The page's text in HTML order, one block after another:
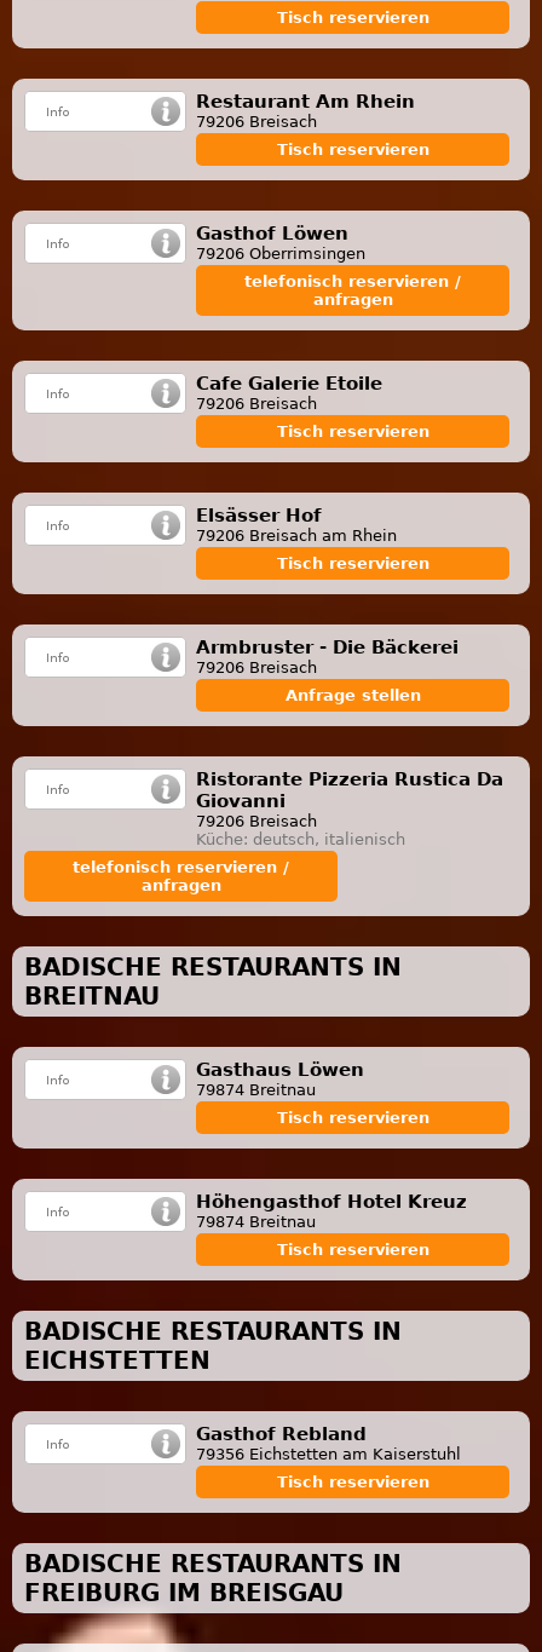
Tisch reservieren
Restaurant Am Rhein
79206 Breisach
Tisch reservieren
Gasthof Löwen
79206 Oberrimsingen
telefonisch reservieren /
anfragen
Cafe Galerie Etoile
79206 Breisach
Tisch reservieren
Elsässer Hof
79206 Breisach am Rhein
Tisch reservieren
Armbruster - Die Bäckerei
79206 Breisach
Anfrage stellen
Ristorante Pizzeria Rustica Da
Giovanni
79206 Breisach
Küche: deutsch, italienisch
telefonisch reservieren /
anfragen
BADISCHE RESTAURANTS IN
BREITNAU
Gasthaus Löwen
79874 Breitnau
Tisch reservieren
Höhengasthof Hotel Kreuz
79874 Breitnau
Tisch reservieren
BADISCHE RESTAURANTS IN
EICHSTETTEN
Gasthof Rebland
79356 Eichstetten am Kaiserstuhl
Tisch reservieren
BADISCHE RESTAURANTS IN
FREIBURG IM BREISGAU